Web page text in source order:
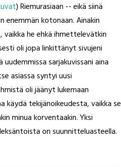
) Riemurasiaan -- eikä siinä
enemmän kotonaan. Ainakin
he ehkä ihmettelevätkin
oli jopa linkittänyt sivujeni
sarjakuvissani aina
asiassa syntyi uusi
oli jäänyt lukemaan
käydä tekijänoikeudesta, vaikka se
minua korventaakin. Yksi
on suunnitteluasteella.